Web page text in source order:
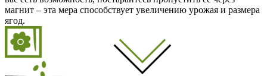
магнит – эта мера способствует увеличению урожая и размера
ягод.